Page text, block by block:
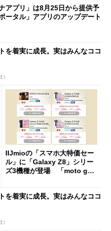
アプリ」は8月25日から提供予
タル」アプリのアップデート
を着実に成長。実はみんなココ
IIJmioの「スマホ大特価セー
ル」に「Galaxy Z8」シリー
ズ3機種が登場 「moto g37
を着実に成長。実はみんなココ